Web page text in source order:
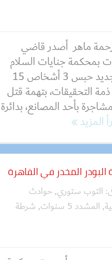
ماهر أصدر قاضي
بمحكمة جنايات السلام
حكمًا، بتجديد حبس 3 أشخاص 15
التحقيقات، بتهمة قتل
بأحد المصانع، بدائرة
المزيد
التوب ستوري, حوادث
, المشدد 5 سنوات , شرطة